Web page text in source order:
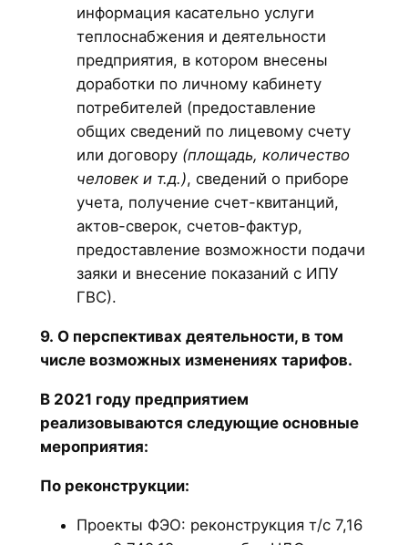
информация касательно услуги
теплоснабжения и деятельности
предприятия, в котором внесены
доработки по личному кабинету
потребителей (предоставление
общих сведений по лицевому счету
или договору (площадь, количество
человек и т.д.), сведений о приборе
учета, получение счет-квитанций,
актов-сверок, счетов-фактур,
предоставление возможности подачи
заяки и внесение показаний с ИПУ
ГВС).
9. О перспективах деятельности, в том
числе возможных изменениях тарифов.
В 2021 году предприятием
реализовываются следующие основные
мероприятия:
По реконструкции:
Проекты ФЭО: реконструкция т/с 7,16